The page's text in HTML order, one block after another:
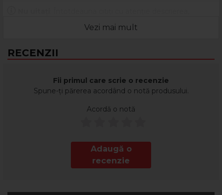
Pentru a beneficia de garanția extinsă de 10 ani oferită
acestuia la momentul instalării:
https://adey.com/register-warranty
Vezi mai mult
eticheta și ambalajul produsului înainte de a-l utiliza!
RECENZII
Fii primul care scrie o recenzie
Spune-ți părerea acordând o notă produsului.
Acordă o notă
Adaugă o
recenzie